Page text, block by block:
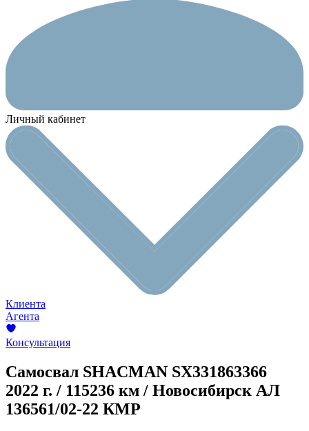
Личный кабинет
Клиента
Агента
Консультация
Самосвал SHACMAN SX331863366
2022 г. / 115236 км / Новосибирск АЛ
136561/02-22 КМР